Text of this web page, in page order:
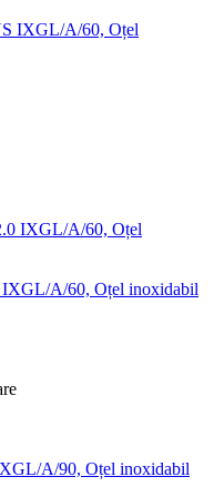
IXGL/A/60, Oțel
A/60, Oțel inoxidabil